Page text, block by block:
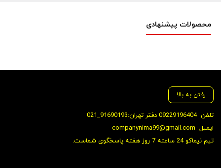
محصولات پیشنهادی
رفتن به بالا
تلفن09229196404 دفتر تهران:91690193_021
ایمیل companynima99@gmail.com
تیم نیماکو 24 ساعته 7 روز هفته پاسخگوی شماست.